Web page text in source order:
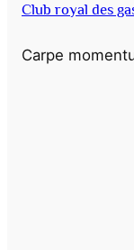
Club royal des
Carpe